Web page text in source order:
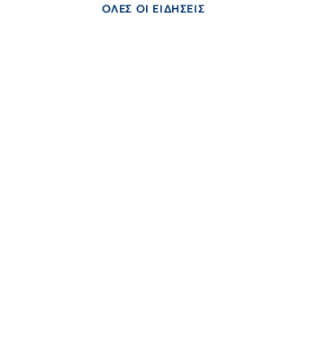
ΟΛΕΣ ΟΙ ΕΙΔΗΣΕΙΣ